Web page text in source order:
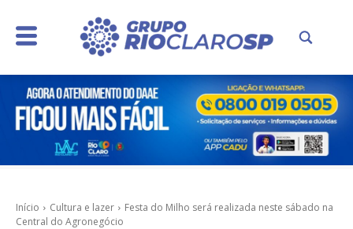
Início Cultura e lazer
Festa do Milho será realizada neste sábado na
Central do Agronegócio